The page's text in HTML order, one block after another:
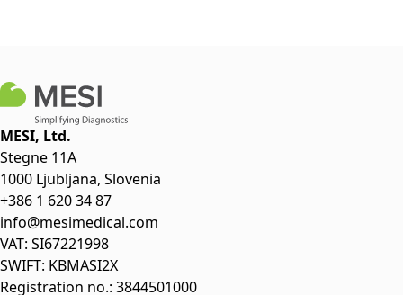
MESI, Ltd.
Stegne 11A
1000 Ljubljana, Slovenia
+386 1 620 34 87
info@mesimedical.com
VAT: SI67221998
SWIFT: KBMASI2X
Registration no.: 3844501000